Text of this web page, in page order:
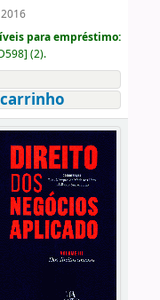
para empréstimo:
] (2).